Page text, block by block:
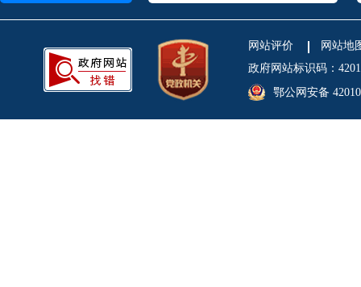
网站评价
网站地
政府网站标识码：
鄂公网安备